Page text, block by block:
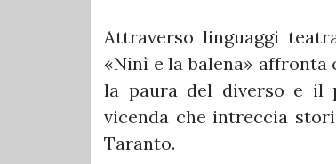
Attraverso linguaggi
«Ninì e la balena»
la paura del diverso e il
vicenda che intreccia
Taranto.